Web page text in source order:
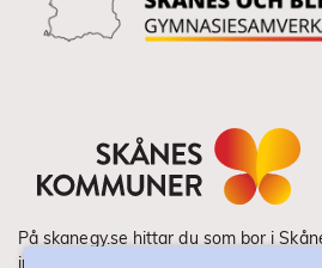
På skanegy.se hittar du som bor i
information om ditt gymnasieval. Här